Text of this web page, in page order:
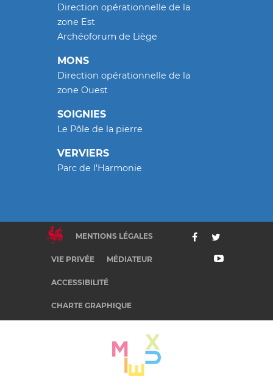
Direction opérationnelle de la
zone Est
Archéoforum de Liège
MONS
Direction opérationnelle de la
zone Ouest
SOIGNIES
Le Pôle de la pierre
VERVIERS
Parc de l'Harmonie
MENTIONS LÉGALES
VIE PRIVÉE MÉDIATEUR
ACCESSIBILITÉ
CHARTE GRAPHIQUE